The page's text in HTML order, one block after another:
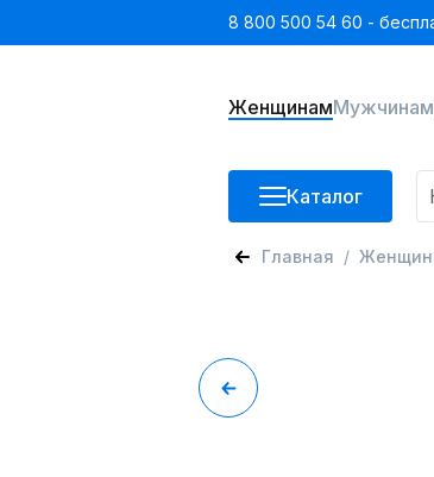
8 800 500 54 60 -
ЖенщинамМужчинам
Каталог
Главная